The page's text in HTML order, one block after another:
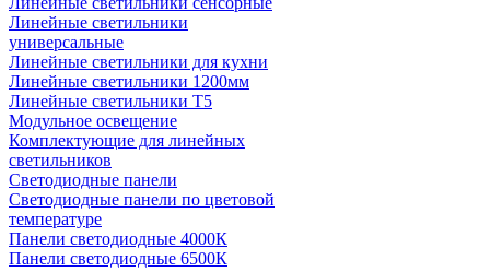
Линейные светильники
универсальные
Линейные светильники для кухни
Линейные светильники 1200мм
Линейные светильники Т5
Модульное освещение
Комплектующие для линейных
светильников
Светодиодные панели
Светодиодные панели по цветовой
температуре
Панели светодиодные 4000К
Панели светодиодные 6500К